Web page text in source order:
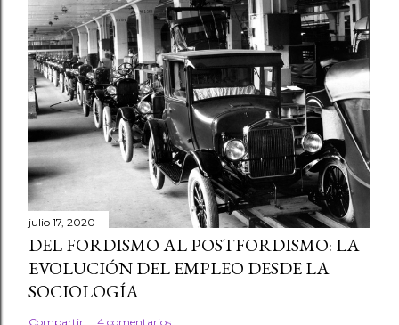
julio 17, 2020
DEL FORDISMO AL POSTFORDISMO: LA
EVOLUCIÓN DEL EMPLEO DESDE LA
SOCIOLOGÍA
Compartir 4 comentarios